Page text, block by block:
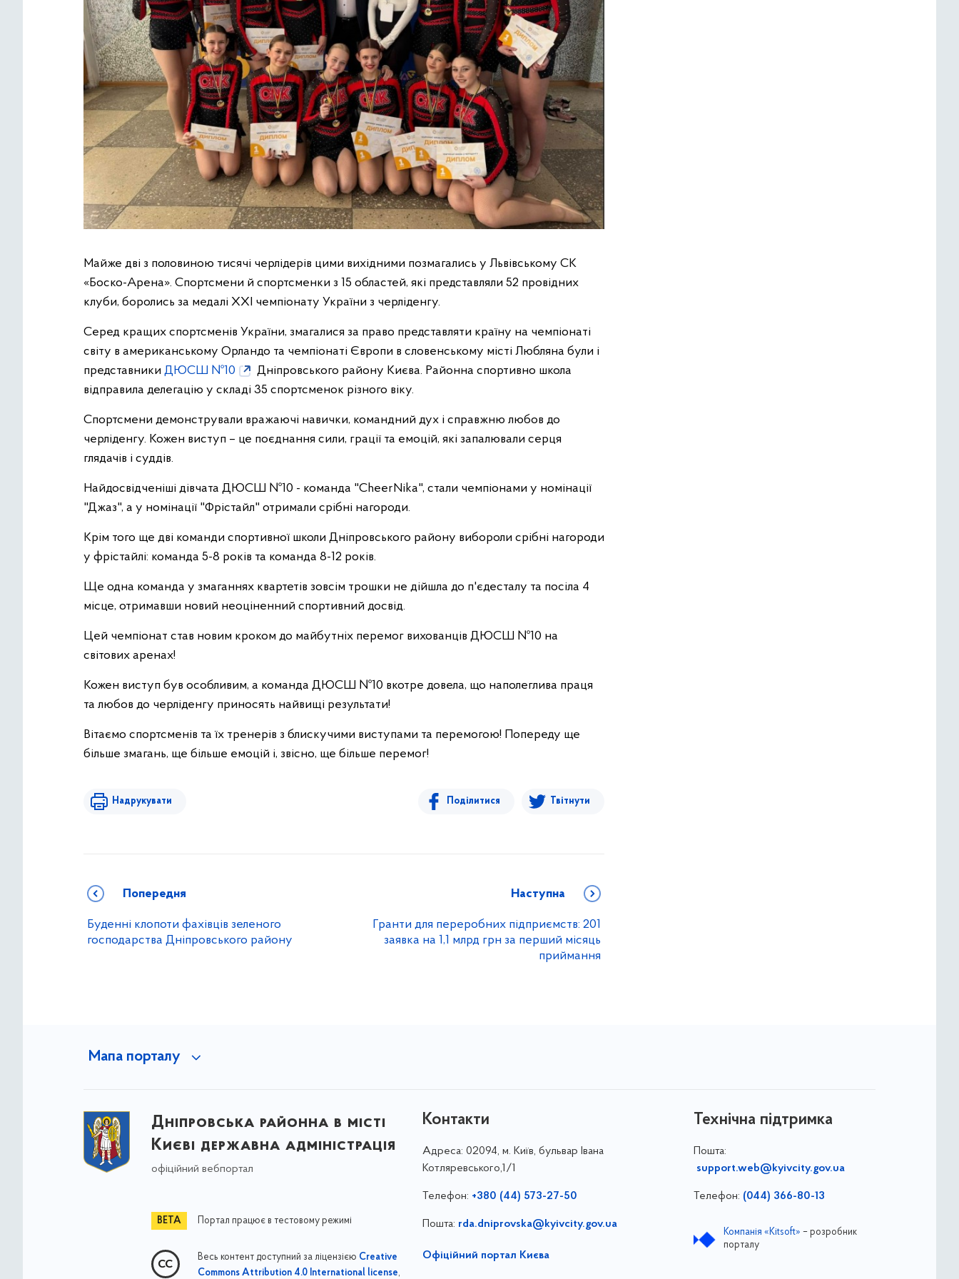
Майже дві з половиною тисячі черлідерів цими вихідними позмагались у Львівському СК
«Боско-Арена». Спортсмени й спортсменки з 15 областей, які представляли 52 провідних
клуби, боролись за медалі ХХІ чемпіонату України з черліденгу.
Серед кращих спортсменів України, змагалися за право представляти країну на чемпіонаті
світу в американському Орландо та чемпіонаті Європи в словенському місті Любляна були і
представники ДЮСШ №10
Дніпровського району Києва. Районна спортивно школа
відправила делегацію у складі 35 спортсменок різного віку.
Спортсмени демонстрували вражаючі навички, командний дух і справжню любов до
черліденгу. Кожен виступ – це поєднання сили, грації та емоцій, які запалювали серця
глядачів і суддів.
Найдосвідченіші дівчата ДЮСШ №10 - команда "CheerNika", стали чемпіонами у номінації
"Джаз", а у номінації "Фрістайл" отримали срібні нагороди.
Крім того ще дві команди спортивної школи Дніпровського району вибороли срібні нагороди
у фрістайлі: команда 5-8 років та команда 8-12 років.
Ще одна команда у змаганнях квартетів зовсім трошки не дійшла до п'єдесталу та посіла 4
місце, отримавши новий неоціненний спортивний досвід.
Цей чемпіонат став новим кроком до майбутніх перемог вихованців ДЮСШ №10 на
світових аренах!
Кожен виступ був особливим, а команда ДЮСШ №10 вкотре довела, що наполеглива праця
та любов до черліденгу приносять найвищі результати!
Вітаємо спортсменів та їх тренерів з блискучими виступами та перемогою! Попереду ще
більше змагань, ще більше емоцій і, звісно, ще більше перемог!
Надрукувати Поділитися Твітнути
Попередня
Буденні клопоти фахівців зеленого
господарства Дніпровського району
Наступна
Гранти для переробних підприємств: 201
заявка на 1,1 млрд грн за перший місяць
приймання
Мапа порталу
Дніпровська районна в місті
Києві державна адміністрація
офіційний вебпортал
Портал працює в тестовому режимі
Весь контент доступний за ліцензією Creative
Commons Attribution 4.0 International license,
Контакти
Адреса: 02094, м. Київ, бульвар Івана
Котляревського,1/1
Телефон: +380 (44) 573-27-50
Пошта: rda.dniprovska@kyivcity.gov.ua
Офіційний портал Києва
Технічна підтримка
Пошта:
support.web@kyivcity.gov.ua
Телефон: (044) 366-80-13
Компанія «Kitsoft» – розробник
порталу